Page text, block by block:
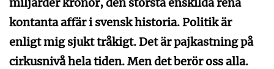
kontanta affär i svensk historia. Politik är
enligt mig sjukt tråkigt. Det är pajkastning på
cirkusnivå hela tiden. Men det berör oss alla.